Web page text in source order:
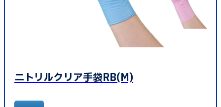
ニトリルクリア手袋RB(M)